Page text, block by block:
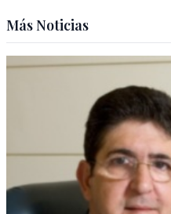
Más Noticias